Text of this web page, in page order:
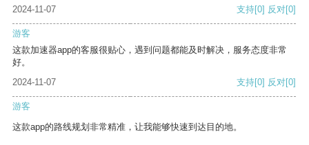
2024-11-07
支持[0] 反对[0]
游客
这款加速器app的客服很贴心，遇到问题都能及时解决，服务态度非常
好。
2024-11-07
支持[0] 反对[0]
游客
这款app的路线规划非常精准，让我能够快速到达目的地。